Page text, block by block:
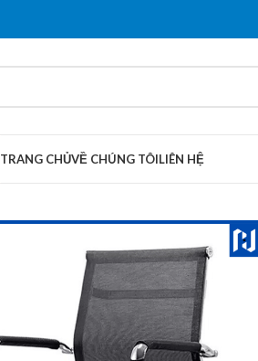
TRANG CHỦVỀ CHÚNG TÔILIÊN HỆ